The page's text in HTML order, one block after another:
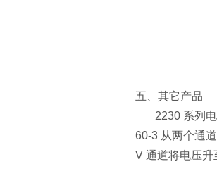
五、其它产品
2230 系列电
60-3 从两个通
V 通道将电压升